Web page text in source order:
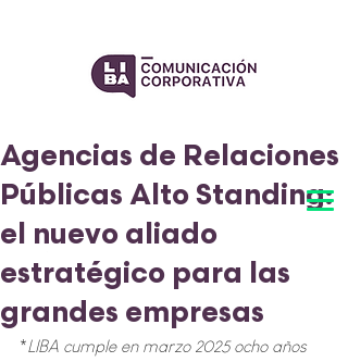
Agencias de Relaciones
Públicas Alto Standing:
el nuevo aliado
estratégico para las
grandes empresas
*LIBA cumple en marzo 2025 ocho años